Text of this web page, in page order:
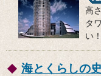
高
タ
い！
海とくらしの